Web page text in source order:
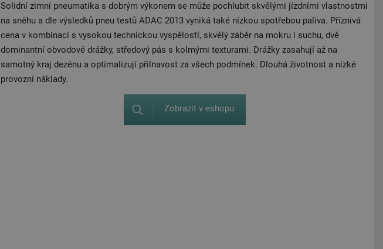
Solidní zimní pneumatika s dobrým výkonem se může pochlubit skvělými jízdními vlastnostmi
na sněhu a dle výsledků pneu testů ADAC 2013 vyniká také nízkou spotřebou paliva. Příznivá
cena v kombinaci s vysokou technickou vyspělostí, skvělý záběr na mokru i suchu, dvě
dominantní obvodové drážky, středový pás s kolmými texturami. Drážky zasahují až na
samotný kraj dezénu a optimalizují přilnavost za všech podmínek. Dlouhá životnost a nízké
provozní náklady.
Zobrazit v eshopu